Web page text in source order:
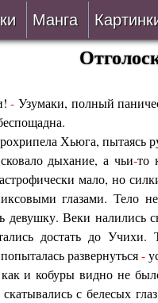
Манга
- Узумаки, полный
Хьюга, пытаясь
дыхание, а чьи-то
мало, но
глазами. Тело
девушку. Веки налились
достать до Учихи.
развернуться-
и кобуры видно не
с белесых